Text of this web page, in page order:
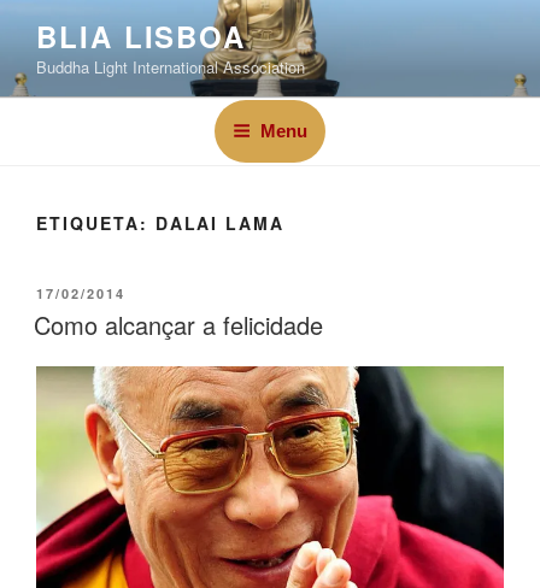
BLIA LISBOA
Buddha Light International Association
Menu
ETIQUETA: DALAI LAMA
17/02/2014
Como alcançar a felicidade